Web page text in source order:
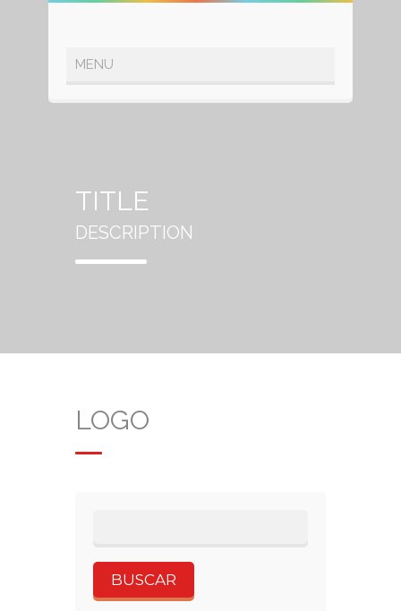
TITLE
DESCRIPTION
LOGO